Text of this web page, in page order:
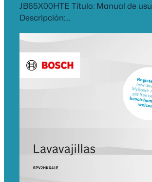
JB65X00HTE Título: Manual de
Descripción:…